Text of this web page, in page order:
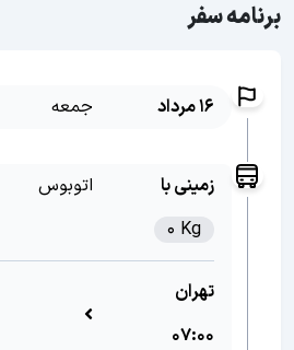
برنامه سفر
16 مرداد جمعه
زمینی با
اتوبوس
0 Kg
تهران
07:00